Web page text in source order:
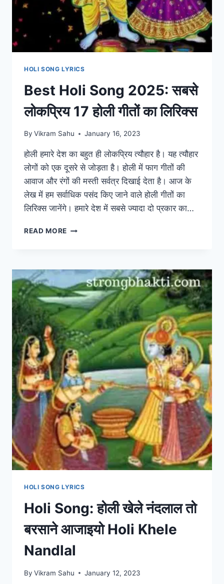
HOLI SONG LYRICS
Best Holi Song 2025: सबसे
लोकप्रिय 17 होली गीतों का लिरिक्स
By Vikram Sahu January 16, 2023
होली हमारे देश का बहुत ही लोकप्रिय त्यौहार है। यह त्यौहार
लोगों को एक दूसरे से जोड़ता है। होली में फाग गीतों की
आवाज और रंगों की मस्ती सर्वत्र दिखाई देता है। आज के
लेख में हम सर्वाधिक पसंद किए जाने वाले होली गीतों का
लिरिक्स जानेंगे। हमारे देश में सबसे ज्यादा दो प्रकार का…
READ MORE BEST
सबसे
लोकप्रिय
17
होली
का
लिरिक्स
HOLI SONG LYRICS
Holi Song: होली खेले नंदलाल तो
बरसाने आजाइयो Holi Khele
Nandlal
By Vikram Sahu January 12, 2023